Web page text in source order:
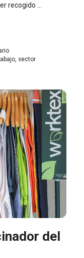
recogido …
, sector
del